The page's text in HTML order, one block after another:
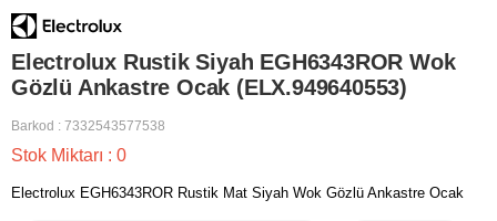
Electrolux Rustik Siyah EGH6343ROR Wok
Gözlü Ankastre Ocak (ELX.949640553)
Barkod : 7332543577538
Stok Miktarı : 0
Electrolux EGH6343ROR Rustik Mat Siyah Wok Gözlü Ankastre Ocak